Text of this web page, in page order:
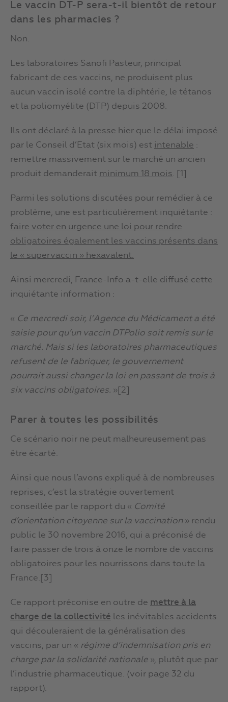
Le vaccin DT-P sera-t-il bientôt de retour
dans les pharmacies ?
Non.
Les laboratoires Sanofi Pasteur, principal
fabricant de ces vaccins, ne produisent plus
aucun vaccin isolé contre la diphtérie, le tétanos
et la poliomyélite (DTP) depuis 2008.
Ils ont déclaré à la presse hier que le délai imposé
par le Conseil d’Etat (six mois) est intenable :
remettre massivement sur le marché un ancien
produit demanderait minimum 18 mois. [1]
Parmi les solutions discutées pour remédier à ce
problème, une est particulièrement inquiétante :
faire voter en urgence une loi pour rendre
obligatoires également les vaccins présents dans
le « supervaccin » hexavalent.
Ainsi mercredi, France-Info a-t-elle diffusé cette
inquiétante information :
« Ce mercredi soir, l’Agence du Médicament a été
saisie pour qu’un vaccin DTPolio soit remis sur le
marché. Mais si les laboratoires pharmaceutiques
refusent de le fabriquer, le gouvernement
pourrait aussi changer la loi en passant de trois à
six vaccins obligatoires. »[2]
Parer à toutes les possibilités
Ce scénario noir ne peut malheureusement pas
être écarté.
Ainsi que nous l’avons expliqué à de nombreuses
reprises, c’est la stratégie ouvertement
conseillée par le rapport du « Comité
d’orientation citoyenne sur la vaccination » rendu
public le 30 novembre 2016, qui a préconisé de
faire passer de trois à onze le nombre de vaccins
obligatoires pour les nourrissons dans toute la
France.[3]
Ce rapport préconise en outre de mettre à la
charge de la collectivité les inévitables accidents
qui découleraient de la généralisation des
vaccins, par un « régime d’indemnisation pris en
charge par la solidarité nationale », plutôt que par
l’industrie pharmaceutique. (voir page 32 du
rapport).